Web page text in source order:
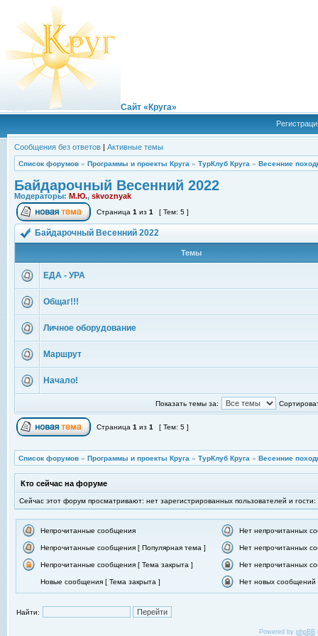
Сайт «Круга»
Сообщения без ответов | Активные темы
Список форумов » Программы и проекты Круга » ТурКлуб Круга » Весенние
Байдарочный Весенний 2022
Модераторы: М.Ю., skvoznyak
Страница 1 из 1 [ Тем: 5 ]
Байдарочный Весенний 2022
Темы
ЕДА - УРА
Общаг!!!
Личное оборудование
Маршрут
Начало!
Показать темы за:
Страница 1 из 1 [ Тем: 5 ]
Список форумов » Программы и проекты Круга » ТурКлуб Круга » Весенние
Кто сейчас на форуме
Сейчас этот форум просматривают: нет зарегистрированных пользователей и гости:
Непрочитанные сообщения Нет непрочитанных
Непрочитанные сообщения [ Популярная тема ] Нет непрочитанных
Непрочитанные сообщения [ Тема закрыта ] Нет непрочитанных
Новые сообщения [ Тема закрыта ] Нет новых сообщений
Найти:
Powered by phpBB